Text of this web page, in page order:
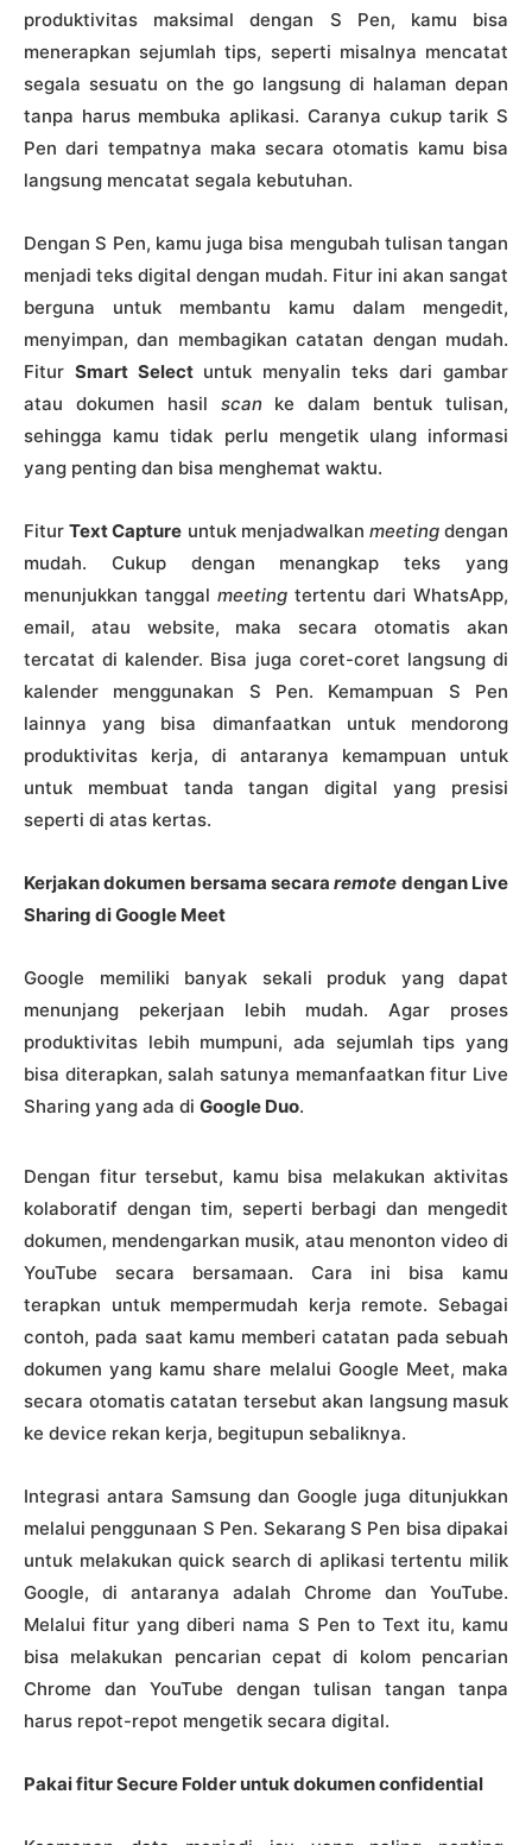
produktivitas maksimal dengan S Pen, kamu bisa
menerapkan sejumlah tips, seperti misalnya mencatat
segala sesuatu on the go langsung di halaman depan
tanpa harus membuka aplikasi. Caranya cukup tarik S
Pen dari tempatnya maka secara otomatis kamu bisa
langsung mencatat segala kebutuhan.
Dengan S Pen, kamu juga bisa mengubah tulisan tangan
menjadi teks digital dengan mudah. Fitur ini akan sangat
berguna untuk membantu kamu dalam mengedit,
menyimpan, dan membagikan catatan dengan mudah.
Fitur Smart Select untuk menyalin teks dari gambar
atau dokumen hasil scan ke dalam bentuk tulisan,
sehingga kamu tidak perlu mengetik ulang informasi
yang penting dan bisa menghemat waktu.
FiturText Capture untuk menjadwalkan meetingdengan
mudah. Cukup dengan menangkap teks yang
menunjukkan tanggal meeting tertentu dari WhatsApp,
email, atau website, maka secara otomatis akan
tercatat di kalender. Bisa juga coret-coret langsung di
kalender menggunakan S Pen. Kemampuan S Pen
lainnya yang bisa dimanfaatkan untuk mendorong
produktivitas kerja, di antaranya kemampuan untuk
untuk membuat tanda tangan digital yang presisi
seperti di atas kertas.
Kerjakan dokumen bersama secararemote dengan Live
Sharing di Google Meet
Google memiliki banyak sekali produk yang dapat
menunjang pekerjaan lebih mudah. Agar proses
produktivitas lebih mumpuni, ada sejumlah tips yang
bisa diterapkan, salah satunya memanfaatkan fitur Live
Sharing yang ada di Google Duo.
Dengan fitur tersebut, kamu bisa melakukan aktivitas
kolaboratif dengan tim, seperti berbagi dan mengedit
dokumen, mendengarkan musik, atau menonton video di
YouTube secara bersamaan. Cara ini bisa kamu
terapkan untuk mempermudah kerja remote. Sebagai
contoh, pada saat kamu memberi catatan pada sebuah
dokumen yang kamu share melalui Google Meet, maka
secara otomatis catatan tersebut akan langsung masuk
ke device rekan kerja, begitupun sebaliknya.
Integrasi antara Samsung dan Google juga ditunjukkan
melalui penggunaan S Pen. Sekarang S Pen bisa dipakai
untuk melakukan quick search di aplikasi tertentu milik
Google, di antaranya adalah Chrome dan YouTube.
Melalui fitur yang diberi nama S Pen to Text itu, kamu
bisa melakukan pencarian cepat di kolom pencarian
Chrome dan YouTube dengan tulisan tangan tanpa
harus repot-repot mengetik secara digital.
Pakai fitur Secure Folder untuk dokumen confidential